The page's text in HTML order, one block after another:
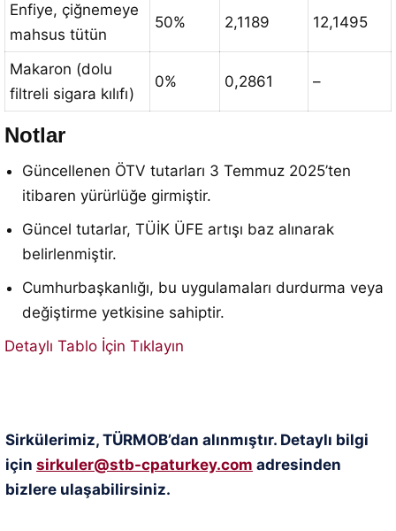
Enfiye, çiğnemeye
mahsus tütün
50% 2,1189 12,1495
Makaron (dolu
filtreli sigara kılıfı)
0% 0,2861 –
Notlar
Güncellenen ÖTV tutarları 3 Temmuz 2025’ten
itibaren yürürlüğe girmiştir.
Güncel tutarlar, TÜİK ÜFE artışı baz alınarak
belirlenmiştir.
Cumhurbaşkanlığı, bu uygulamaları durdurma veya
değiştirme yetkisine sahiptir.
Detaylı Tablo İçin Tıklayın
Sirkülerimiz, TÜRMOB’dan alınmıştır. Detaylı bilgi
için sirkuler@stb-cpaturkey.com adresinden
bizlere ulaşabilirsiniz.